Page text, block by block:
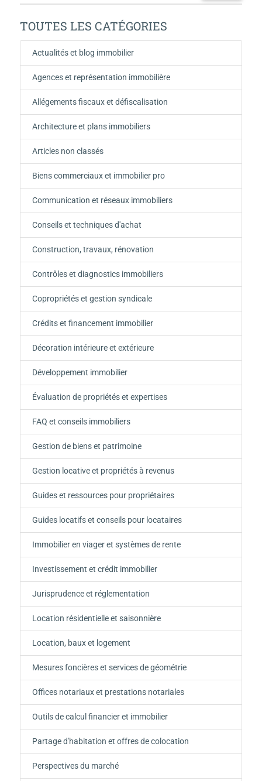
TOUTES LES CATÉGORIES
Actualités et blog immobilier
Agences et représentation immobilière
Allégements fiscaux et défiscalisation
Architecture et plans immobiliers
Articles non classés
Biens commerciaux et immobilier pro
Communication et réseaux immobiliers
Conseils et techniques d'achat
Construction, travaux, rénovation
Contrôles et diagnostics immobiliers
Copropriétés et gestion syndicale
Crédits et financement immobilier
Décoration intérieure et extérieure
Développement immobilier
Évaluation de propriétés et expertises
FAQ et conseils immobiliers
Gestion de biens et patrimoine
Gestion locative et propriétés à revenus
Guides et ressources pour propriétaires
Guides locatifs et conseils pour locataires
Immobilier en viager et systèmes de rente
Investissement et crédit immobilier
Jurisprudence et réglementation
Location résidentielle et saisonnière
Location, baux et logement
Mesures foncières et services de géométrie
Offices notariaux et prestations notariales
Outils de calcul financier et immobilier
Partage d'habitation et offres de colocation
Perspectives du marché